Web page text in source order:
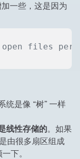
一些，这是因为
files per
统是像 “树” 一样
线性存储的。如果
由很多扇区组成
下。